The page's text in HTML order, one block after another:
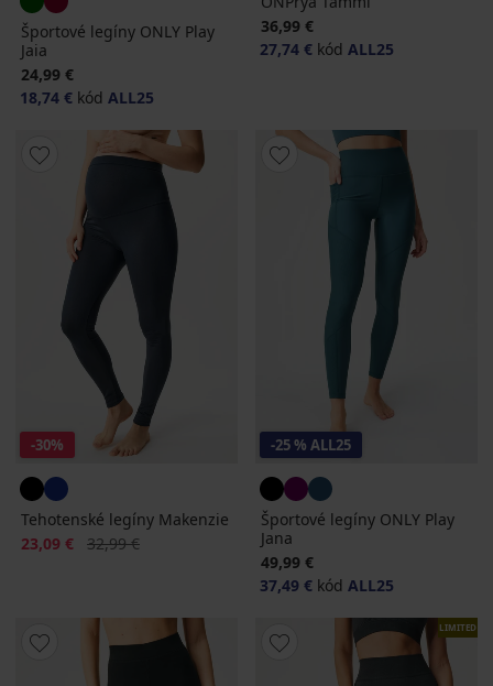
Športové legíny ONLY Play
Jaia
24,99 €
18,74 € kód ALL25
36,99 €
27,74 € kód ALL25
-30%
Tehotenské legíny Makenzie
Zľava
23,09 € Pôvodná cena
32,99 €
-25 % ALL25
Športové legíny ONLY Play
Jana
49,99 €
37,49 € kód ALL25
LIMITED